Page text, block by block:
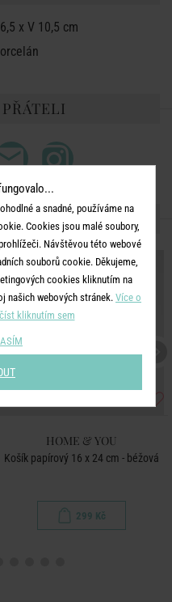
x V 10,5 cm
ZE SÉRIE
HOME & YOU
Košík papírový 16 x 24 cm - béžová
299 Kč
a snadné, používáme na
Cookies jsou malé soubory,
Návštěvou této webové
souborů cookie. Děkujeme,
cookies kliknutím na
našich webových stránek. Více o
kliknutím sem